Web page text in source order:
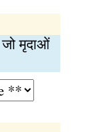
मृदाओं